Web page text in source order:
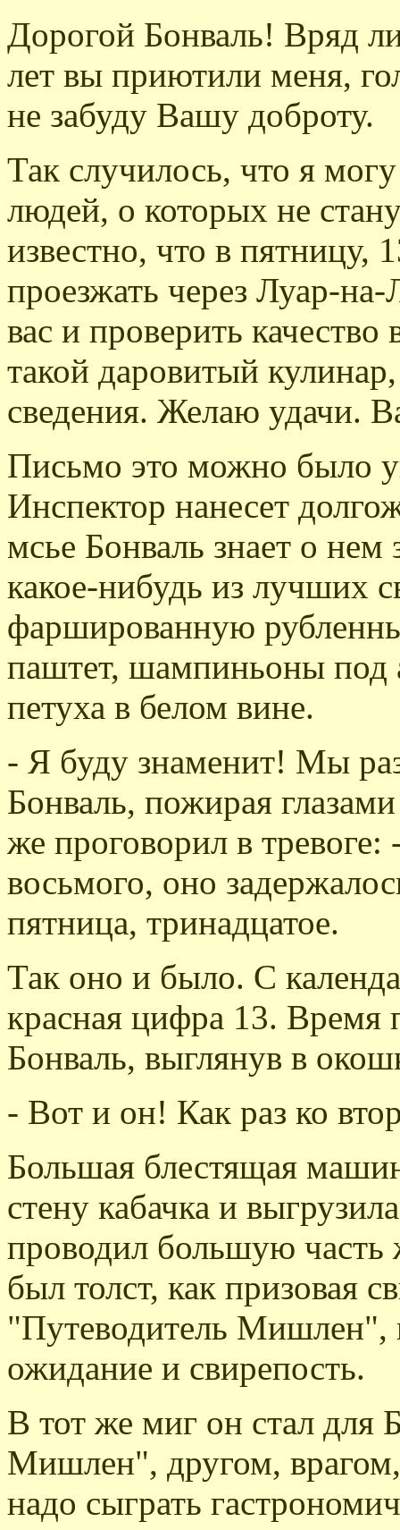
Дорогой Бонваль! Вряд
лет вы приютили меня,
не забуду Вашу доброту.
Так случилось, что я
людей, о которых не
известно, что в пятницу,
проезжать через Луар-
вас и проверить
такой даровитый
сведения. Желаю удачи.
Письмо это можно было
Инспектор нанесет
мсье Бонваль знает о нем
какое-нибудь из лучших
фаршированную
паштет, шампиньоны под
петуха в белом вине.
- Я буду знаменит! Мы
Бонваль, пожирая
же проговорил в
восьмого, оно
пятница, тринадцатое.
Так оно и было. С
красная цифра 13.
Бонваль, выглянув в
- Вот и он! Как раз ко
Большая блестящая
стену кабачка и
проводил большую часть
был толст, как призовая
"Путеводитель Мишлен",
ожидание и свирепость.
В тот же миг он стал для
Мишлен", другом,
надо сыграть